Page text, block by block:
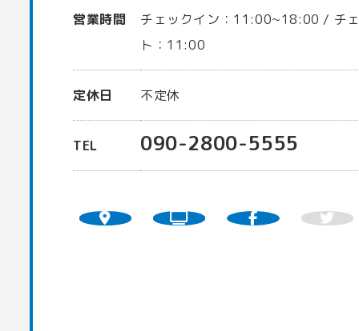
営業時間
チェックイン：11:00~18:00 / チ
ト：11:00
定休日 不定休
TEL 090-2800-5555